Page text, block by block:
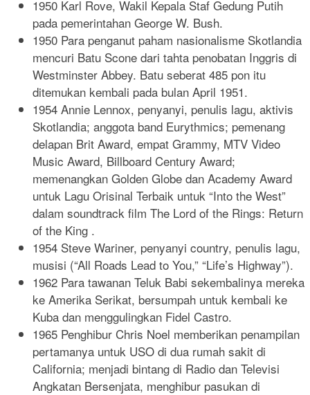
1950 Karl Rove, Wakil Kepala Staf Gedung Putih
pada pemerintahan George W. Bush.
1950 Para penganut paham nasionalisme Skotlandia
mencuri Batu Scone dari tahta penobatan Inggris di
Westminster Abbey. Batu seberat 485 pon itu
ditemukan kembali pada bulan April 1951.
1954 Annie Lennox, penyanyi, penulis lagu, aktivis
Skotlandia; anggota band Eurythmics; pemenang
delapan Brit Award, empat Grammy, MTV Video
Music Award, Billboard Century Award;
memenangkan Golden Globe dan Academy Award
untuk Lagu Orisinal Terbaik untuk “Into the West”
dalam soundtrack film The Lord of the Rings: Return
of the King .
1954 Steve Wariner, penyanyi country, penulis lagu,
musisi (“All Roads Lead to You,” “Life’s Highway”).
1962 Para tawanan Teluk Babi sekembalinya mereka
ke Amerika Serikat, bersumpah untuk kembali ke
Kuba dan menggulingkan Fidel Castro.
1965 Penghibur Chris Noel memberikan penampilan
pertamanya untuk USO di dua rumah sakit di
California; menjadi bintang di Radio dan Televisi
Angkatan Bersenjata, menghibur pasukan di